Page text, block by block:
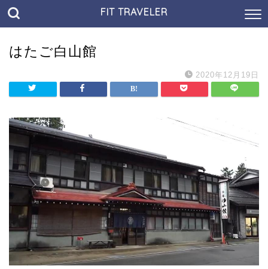
FIT TRAVELER
はたご白山館
2020年12月19日